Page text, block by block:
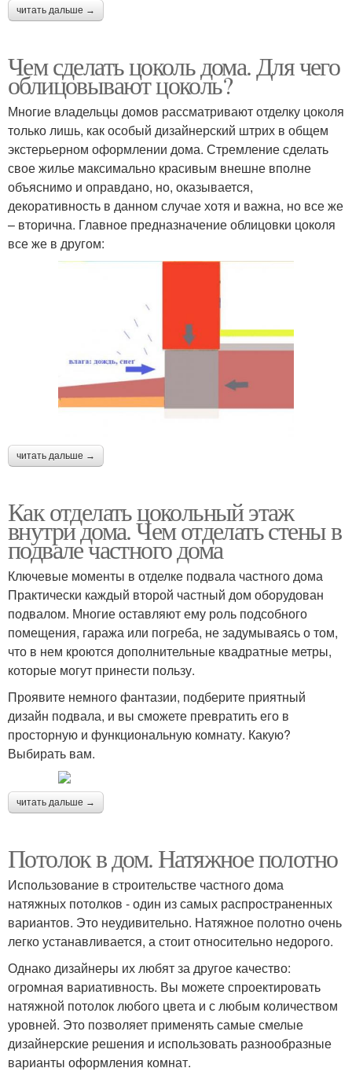
читать дальше →
Чем сделать цоколь дома. Для чего
облицовывают цоколь?
Многие владельцы домов рассматривают отделку цоколя
только лишь, как особый дизайнерский штрих в общем
экстерьерном оформлении дома. Стремление сделать
свое жилье максимально красивым внешне вполне
объяснимо и оправдано, но, оказывается,
декоративность в данном случае хотя и важна, но все же
– вторична. Главное предназначение облицовки цоколя
все же в другом:
читать дальше →
Как отделать цокольный этаж
внутри дома. Чем отделать стены в
подвале частного дома
Ключевые моменты в отделке подвала частного дома
Практически каждый второй частный дом оборудован
подвалом. Многие оставляют ему роль подсобного
помещения, гаража или погреба, не задумываясь о том,
что в нем кроются дополнительные квадратные метры,
которые могут принести пользу.
Проявите немного фантазии, подберите приятный
дизайн подвала, и вы сможете превратить его в
просторную и функциональную комнату. Какую?
Выбирать вам.
читать дальше →
Потолок в дом. Натяжное полотно
Использование в строительстве частного дома
натяжных потолков - один из самых распространенных
вариантов. Это неудивительно. Натяжное полотно очень
легко устанавливается, а стоит относительно недорого.
Однако дизайнеры их любят за другое качество:
огромная вариативность. Вы можете спроектировать
натяжной потолок любого цвета и с любым количеством
уровней. Это позволяет применять самые смелые
дизайнерские решения и использовать разнообразные
варианты оформления комнат.